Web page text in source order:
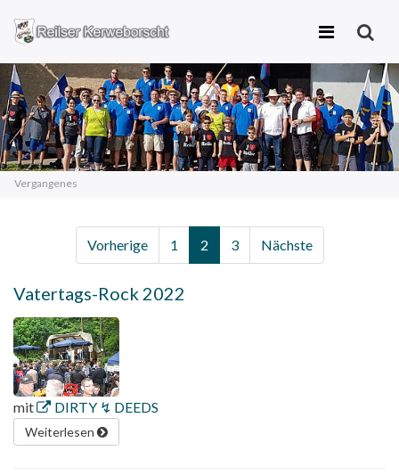
Zum
Inhalt
springen
Vergangenes
Vorherige 1 2 3 Nächste
Vatertags-Rock 2022
mit DIRTY ↯ DEEDS
Weiterlesen